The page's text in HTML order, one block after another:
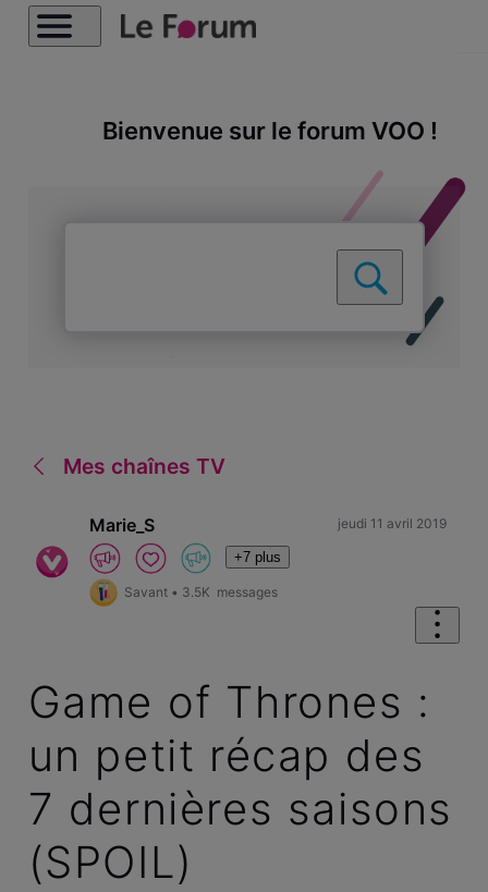
Bienvenue sur le forum VOO !
Mes chaînes TV
Marie_S
+7 plus
Savant • 3.5K messages
jeudi 11 avril 2019
Game of Thrones :
un petit récap des
7 dernières saisons
(SPOIL)